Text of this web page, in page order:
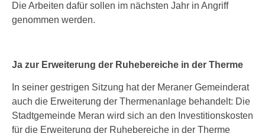
Die Arbeiten dafür sollen im nächsten Jahr in Angriff
genommen werden.
Ja zur Erweiterung der Ruhebereiche in der Therme
In seiner gestrigen Sitzung hat der Meraner Gemeinderat
auch die Erweiterung der Thermenanlage behandelt: Die
Stadtgemeinde Meran wird sich an den Investitionskosten
für die Erweiterung der Ruhebereiche in der Therme